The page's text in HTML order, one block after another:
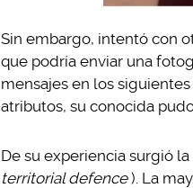
Sin embargo, intentó con
que podría enviar una
mensajes en los
atributos, su conocida
De su experiencia surgió la
territorial defence ). La